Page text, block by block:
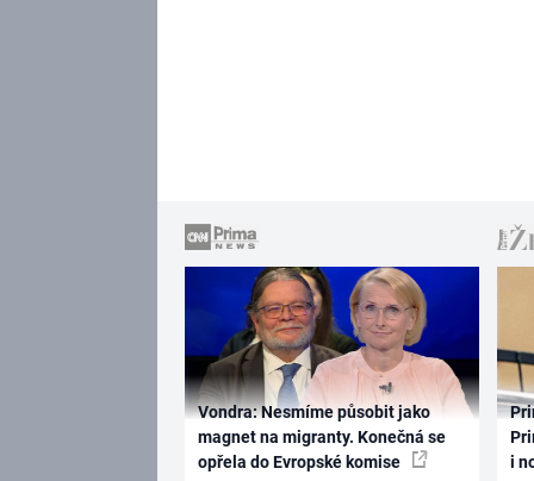
Vondra: Nesmíme působit jako
magnet na migranty. Konečná se
opřela do Evropské komise
i